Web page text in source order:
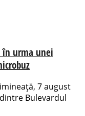
în urma unei
7 august
Bulevardul